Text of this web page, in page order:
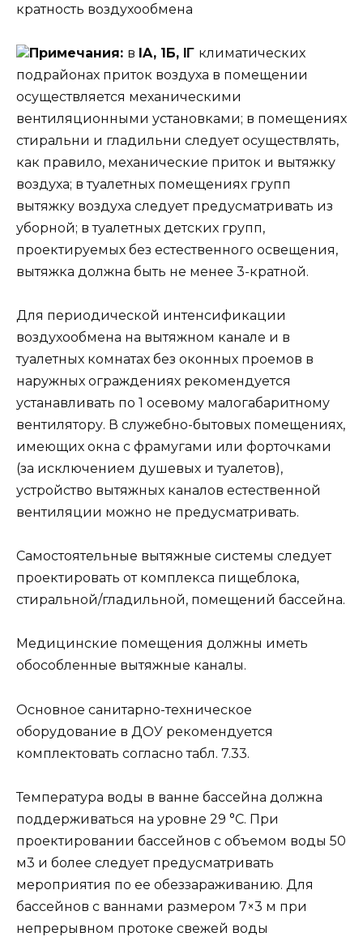
кратность воздухообмена
Примечания: в IA, 1Б, ΙΓ климатических
подрайонах приток воздуха в помещении
осуществляется механическими
вентиляционными установками; в помещениях
стиральни и гладильни следует осуществлять,
как правило, механические приток и вытяжку
воздуха; в туалетных помещениях групп
вытяжку воздуха следует предусматривать из
уборной; в туалетных детских групп,
проектируемых без естественного освещения,
вытяжка должна быть не менее 3-кратной.
Для периодической интенсификации
воздухообмена на вытяжном канале и в
туалетных комнатах без оконных проемов в
наружных ограждениях рекомендуется
устанавливать по 1 осевому малогабаритному
вентилятору. В служебно-бытовых помещениях,
имеющих окна с фрамугами или форточками
(за исключением душевых и туалетов),
устройство вытяжных каналов естественной
вентиляции можно не предусматривать.
Самостоятельные вытяжные системы следует
проектировать от комплекса пищеблока,
стиральной/гладильной, помещений бассейна.
Медицинские помещения должны иметь
обособленные вытяжные каналы.
Основное санитарно-техническое
оборудование в ДОУ рекомендуется
комплектовать согласно табл. 7.33.
Температура воды в ванне бассейна должна
поддерживаться на уровне 29 °С. При
проектировании бассейнов с объемом воды 50
м3 и более следует предусматривать
мероприятия по ее обеззараживанию. Для
бассейнов с ваннами размером 7×3 м при
непрерывном протоке свежей воды